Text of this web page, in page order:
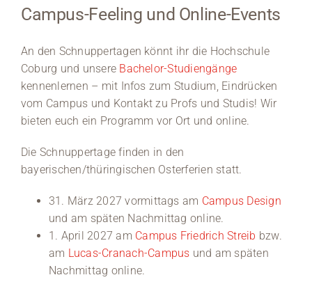
Hochschule Coburg
Regionalentwicklung
Entdecke die Region
Informationen für …
Kontakt
Stellenangebote
News
Campus-Feeling und Online-Events
An den Schnuppertagen könnt ihr die Hochschule
Coburg und unsere Bachelor-Studiengänge
kennenlernen – mit Infos zum Studium, Eindrücken
vom Campus und Kontakt zu Profs und Studis! Wir
bieten euch ein Programm vor Ort und online.
Die Schnuppertage finden in den
bayerischen/thüringischen Osterferien statt.
31. März 2027 vormittags am Campus Design
und am späten Nachmittag online.
1. April 2027 am Campus Friedrich Streib bzw.
am Lucas-Cranach-Campus und am späten
Nachmittag online.